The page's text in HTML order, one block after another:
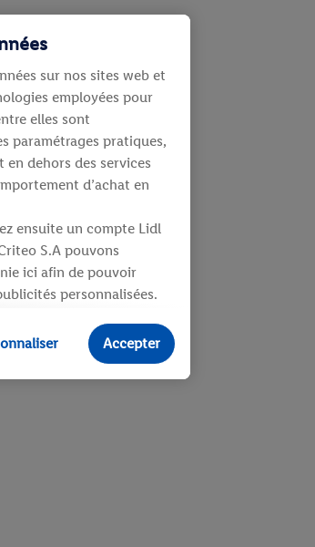
sur nos sites web et
employées pour
elles sont
paramétrages pratiques,
dehors des services
d’achat en
ensuite un compte Lidl
S.A pouvons
ici afin de pouvoir
personnalisées.
publicités pour des
produit dans un panier
Accepter